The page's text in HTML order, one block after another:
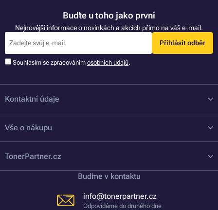
Buďte u toho jako první
Nejnovější informace o novinkách a akcích přímo na váš e-mail.
Přihlásit odběr
Souhlasím se zpracováním osobních údajů.
Kontaktní údaje
Vše o nákupu
TonerPartner.cz
Buďme v kontaktu
info@tonerpartner.cz
Odpovídáme do druhého dne